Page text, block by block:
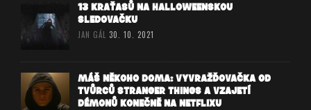
13 KRAŤASŮ NA HALLOWEENSKOU
SLEDOVAČKU
JAN GÁL 30. 10. 2021
MÁŠ NĚKOHO DOMA: VYVRAŽĎOVAČKA OD
TVŮRCŮ STRANGER THINGS A VZAJETÍ
DÉMONŮ KONEČNĚ NA NETFLIXU